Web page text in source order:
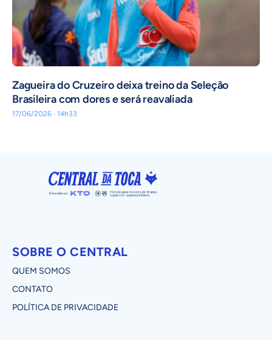
Zagueira do Cruzeiro deixa treino da Seleção
Brasileira com dores e será reavaliada
17/06/2026 · 14h33
SOBRE O CENTRAL
QUEM SOMOS
CONTATO
POLÍTICA DE PRIVACIDADE